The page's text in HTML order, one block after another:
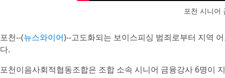
포천 시니어
포천--(뉴스와이어)--고도화되는 보이스피싱 범죄로부터 지역
다.
포천이음사회적협동조합은 조합 소속 시니어 금융강사 6명이